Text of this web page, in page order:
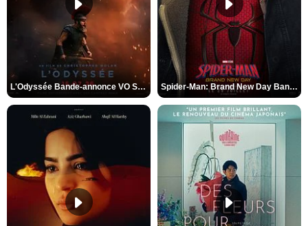
L'Odyssée Bande-annonce VO STFR Spider-Man: Brand New Day Bande-annonce VO STFR